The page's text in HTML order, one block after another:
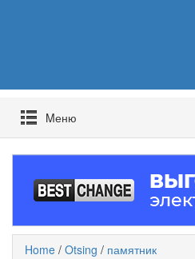
Mеню
Home / Otsing / памятник